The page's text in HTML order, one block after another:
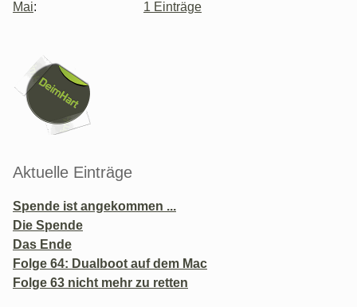
Mai: 1 Einträge
Seitenleiste
Aktuelle Einträge
Spende ist angekommen ...
Die Spende
Das Ende
Folge 64: Dualboot auf dem Mac
Folge 63 nicht mehr zu retten